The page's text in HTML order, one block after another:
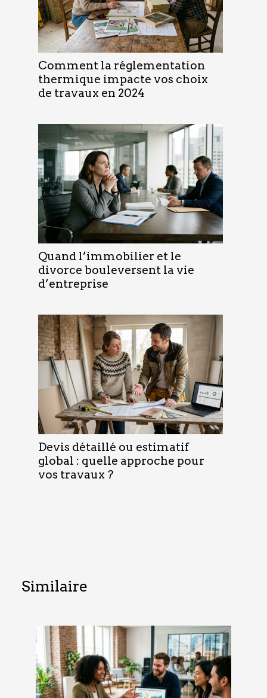
Comment la réglementation
thermique impacte vos choix
de travaux en 2024
Quand l’immobilier et le
divorce bouleversent la vie
d’entreprise
Devis détaillé ou estimatif
global : quelle approche pour
vos travaux ?
Similaire